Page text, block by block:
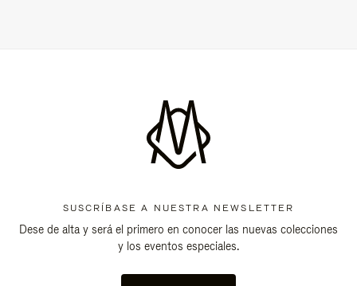
SUSCRÍBASE A NUESTRA NEWSLETTER
Dese de alta y será el primero en conocer las nuevas colecciones
y los eventos especiales.